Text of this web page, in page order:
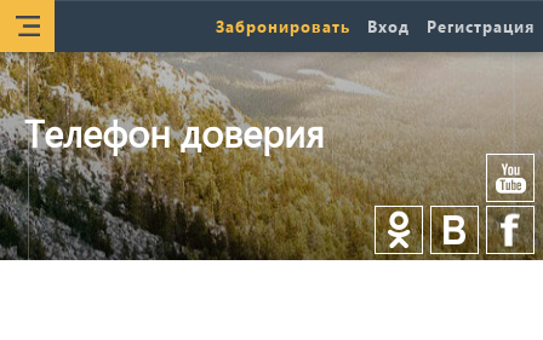
Забронировать Вход Регистрация
Телефон доверия